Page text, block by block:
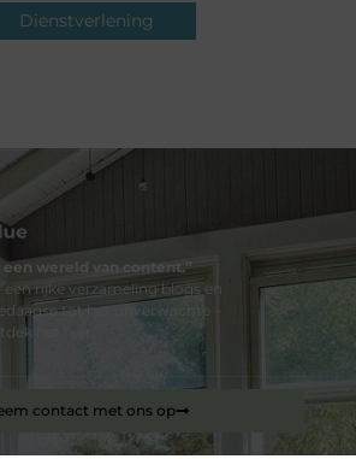
Dienstverlening
wereld van content.”
een rijke verzameling blogs en
tot het onverwachte –
het hier.
contact met ons op